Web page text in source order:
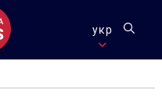
укр